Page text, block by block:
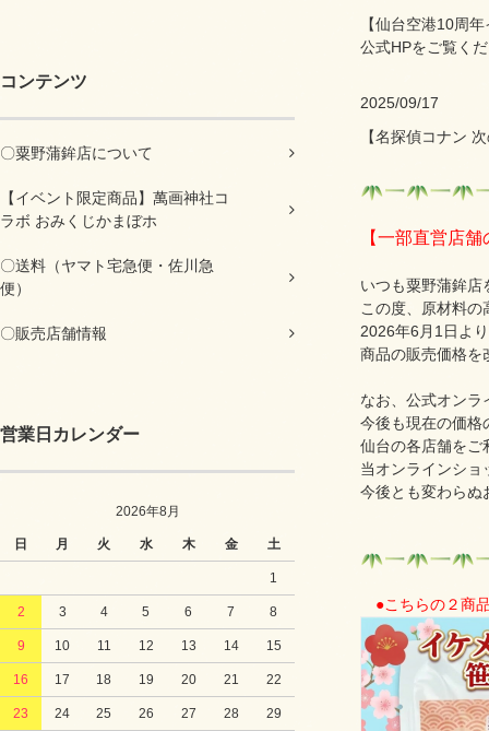
コンテンツ
〇粟野蒲鉾店について
【イベント限定商品】萬画神社コ
ラボ おみくじかまぼホ
〇送料（ヤマト宅急便・佐川急
便）
〇販売店舗情報
営業日カレンダー
2026年8月
日 月 火 水 木 金 土
1
2 3 4 5 6 7 8
9 10 11 12 13 14 15
16 17 18 19 20 21 22
23 24 25 26 27 28 29
【仙台空港10周
公式HPをご覧く
2025/09/17
【名探偵コナン
【一部直営店
いつも粟野蒲鉾店
この度、原材料
2026年6月1日よ
商品の販売価格を
なお、公式オンラ
今後も現在の価格
仙台の各店舗をご
当オンラインショ
今後とも変わらぬ
●こちらの２商